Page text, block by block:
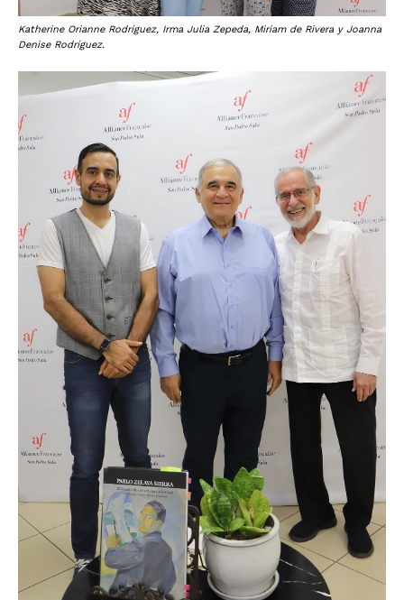
Katherine Orianne Rodríguez, Irma Julia Zepeda, Miriam de Rivera y Joanna
Denise Rodríguez.